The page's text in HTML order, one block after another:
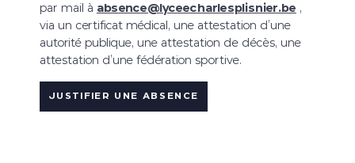
par mail à absence@lyceecharlesplisnier.be ,
via un certificat médical, une attestation d’une
autorité publique, une attestation de décès, une
attestation d’une fédération sportive.
JUSTIFIER UNE ABSENCE